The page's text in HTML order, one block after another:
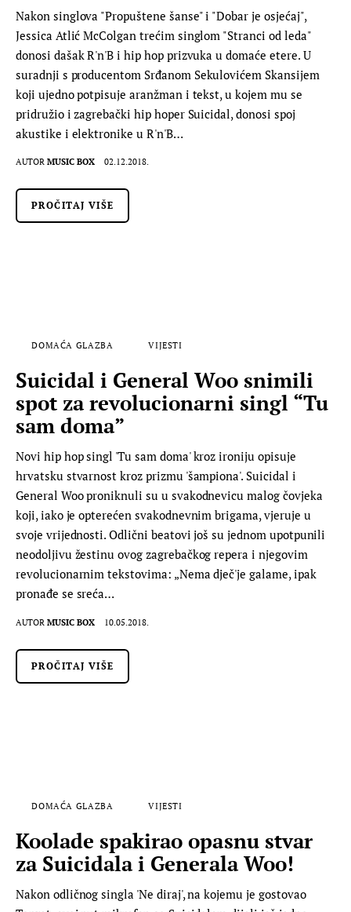
Nakon singlova "Propuštene šanse" i "Dobar je osjećaj",
Jessica Atlić McColgan trećim singlom "Stranci od leda"
donosi dašak R'n'B i hip hop prizvuka u domaće etere. U
suradnji s producentom Srđanom Sekulovićem Skansijem
koji ujedno potpisuje aranžman i tekst, u kojem mu se
pridružio i zagrebački hip hoper Suicidal, donosi spoj
akustike i elektronike u R'n'B…
AUTOR MUSIC BOX 02.12.2018.
PROČITAJ VIŠE
DOMAĆA GLAZBA VIJESTI
Suicidal i General Woo snimili
spot za revolucionarni singl “Tu
sam doma”
Novi hip hop singl 'Tu sam doma' kroz ironiju opisuje
hrvatsku stvarnost kroz prizmu 'šampiona'. Suicidal i
General Woo proniknuli su u svakodnevicu malog čovjeka
koji, iako je opterećen svakodnevnim brigama, vjeruje u
svoje vrijednosti. Odlični beatovi još su jednom upotpunili
neodoljivu žestinu ovog zagrebačkog repera i njegovim
revolucionarnim tekstovima: „Nema dječ'je galame, ipak
pronađe se sreća…
AUTOR MUSIC BOX 10.05.2018.
PROČITAJ VIŠE
DOMAĆA GLAZBA VIJESTI
Koolade spakirao opasnu stvar
za Suicidala i Generala Woo!
Nakon odličnog singla 'Ne diraj', na kojemu je gostovao